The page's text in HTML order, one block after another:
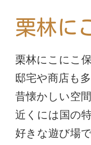
栗林に
栗林にこにこ
邸宅や商店も
昔懐かしい空
近くには国の
好きな遊び場で